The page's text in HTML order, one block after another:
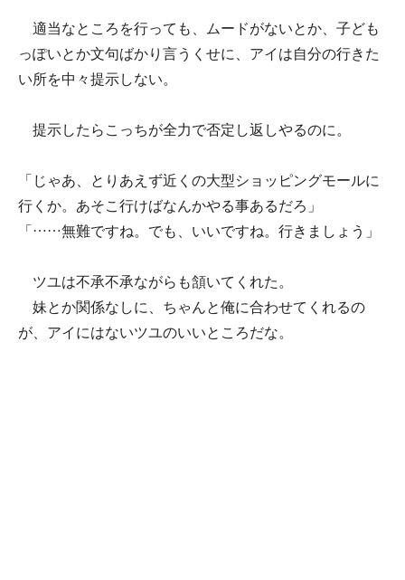
適当なところを行っても、ムードがないとか、子ども
っぽいとか文句ばかり言うくせに、アイは自分の行きた
い所を中々提示しない。
提示したらこっちが全力で否定し返しやるのに。
「じゃあ、とりあえず近くの大型ショッピングモールに
行くか。あそこ行けばなんかやる事あるだろ」
「……無難ですね。でも、いいですね。行きましょう」
ツユは不承不承ながらも頷いてくれた。
妹とか関係なしに、ちゃんと俺に合わせてくれるの
が、アイにはないツユのいいところだな。